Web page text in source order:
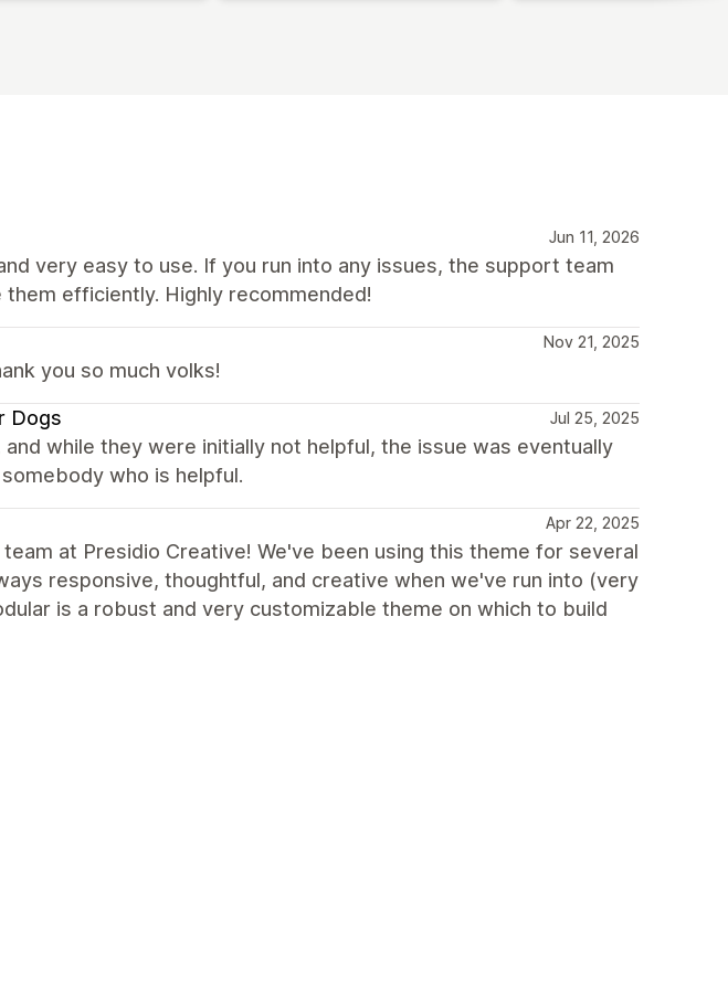
Jun 11, 2026
very easy to use. If you run into any issues, the support team
efficiently. Highly recommended!
Nov 21, 2025
you so much volks!
Dogs Jul 25, 2025
while they were initially not helpful, the issue was eventually
who is helpful.
Apr 22, 2025
at Presidio Creative! We've been using this theme for several
responsive, thoughtful, and creative when we've run into (very
is a robust and very customizable theme on which to build